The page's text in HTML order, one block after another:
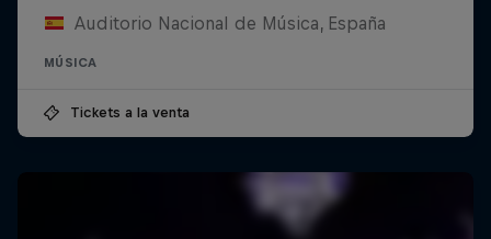
Auditorio Nacional de Música, España
MÚSICA
Tickets a la venta